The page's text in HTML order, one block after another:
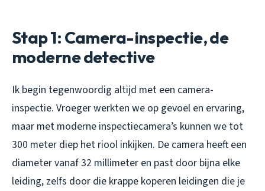
Stap 1: Camera-inspectie, de
moderne detective
Ik begin tegenwoordig altijd met een camera-
inspectie. Vroeger werkten we op gevoel en ervaring,
maar met moderne inspectiecamera’s kunnen we tot
300 meter diep het riool inkijken. De camera heeft een
diameter vanaf 32 millimeter en past door bijna elke
leiding, zelfs door die krappe koperen leidingen die je